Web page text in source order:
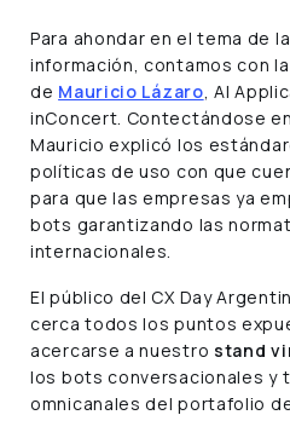
Para ahondar en el tema de
información, contamos con
de Mauricio Lázaro, AI
inConcert. Contectándose
Mauricio explicó los
políticas de uso con que
para que las empresas ya
bots garantizando las
internacionales.
El público del CX Day
cerca todos los puntos
acercarse a nuestro stand
los bots conversacionales y
omnicanales del portafolio